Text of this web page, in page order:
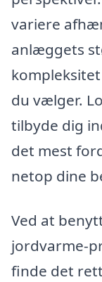
variere
anlæggets
du vælger.
tilbyde dig
det mest
netop dine
Ved at
jordvarme-
finde det